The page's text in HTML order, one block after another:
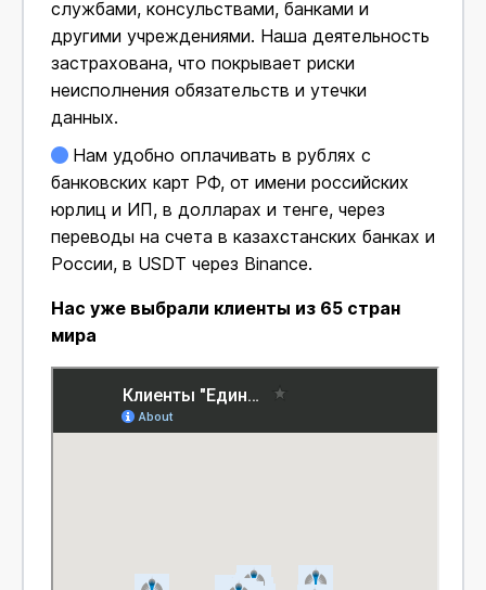
службами, консульствами, банками и
другими учреждениями. Наша деятельность
застрахована, что покрывает риски
неисполнения обязательств и утечки
данных.
Нам удобно оплачивать в рублях с
банковских карт РФ, от имени российских
юрлиц и ИП, в долларах и тенге, через
переводы на счета в казахстанских банках и
России, в USDT через Binance.
Нас уже выбрали клиенты из 65 стран
мира